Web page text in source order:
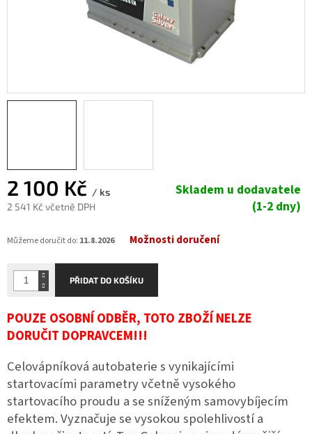
2 100 Kč / ks
2 541 Kč včetně DPH
cena:
Skladem u dodavatele
(1-2 dny)
Můžeme doručit do: 11.8.2026 Možnosti doručení
PŘIDAT DO KOŠÍKU
POUZE OSOBNÍ ODBĚR, TOTO ZBOŽÍ NELZE
DORUČIT DOPRAVCEM!!!
Celovápníková autobaterie s vynikajícími
startovacími parametry včetně vysokého
startovacího proudu a se sníženým samovybíjecím
efektem. Vyznačuje se vysokou spolehlivostí a